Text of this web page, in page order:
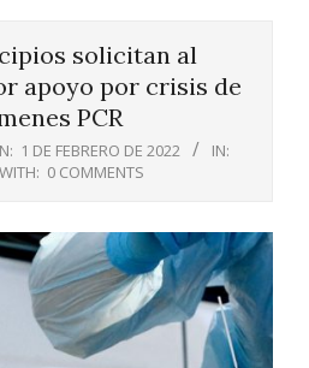
solicitan al
apoyo por crisis de
PCR
1 DE FEBRERO DE 2022
IN:
WITH: 0 COMMENTS